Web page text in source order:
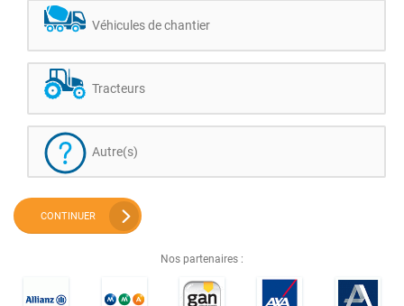
Véhicules de chantier
Tracteurs
Autre(s)
CONTINUER
Nos partenaires :